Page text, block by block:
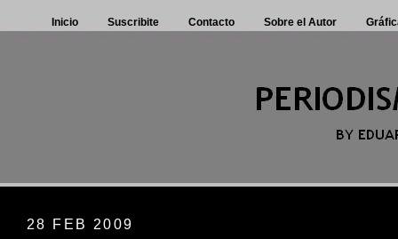
Inicio Suscribite Contacto Sobre el Autor
28 FEB 2009